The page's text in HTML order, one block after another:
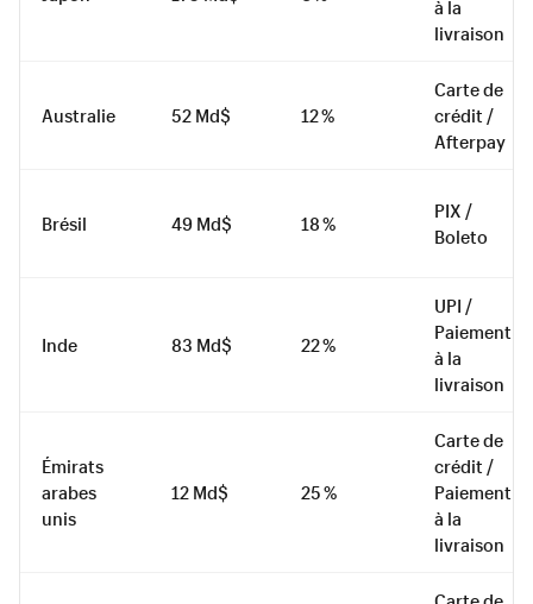
à la
livraison
Australie 52 Md$ 12 %
Carte de
crédit /
Afterpay
Brésil 49 Md$ 18 %
PIX /
Boleto
Inde 83 Md$ 22 %
UPI /
Paiement
à la
livraison
Émirats
arabes
unis
12 Md$ 25 %
Carte de
crédit /
Paiement
à la
livraison